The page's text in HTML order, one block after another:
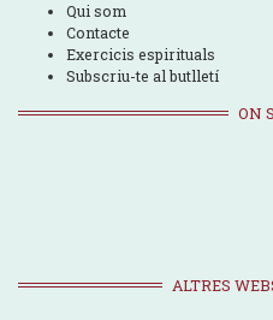
Qui som
Contacte
Exercicis espirituals
Subscriu-te al butlletí
ON
ALTRES